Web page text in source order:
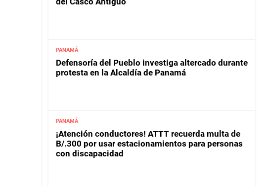
PANAMÁ
Defensoría del Pueblo investiga altercado durante
protesta en la Alcaldía de Panamá
PANAMÁ
¡Atención conductores! ATTT recuerda multa de
B/.300 por usar estacionamientos para personas
con discapacidad